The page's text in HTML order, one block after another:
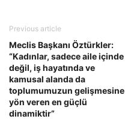
Previous article
Meclis Başkanı Öztürkler:
“Kadınlar, sadece aile içinde
değil, iş hayatında ve
kamusal alanda da
toplumumuzun gelişmesine
yön veren en güçlü
dinamiktir”